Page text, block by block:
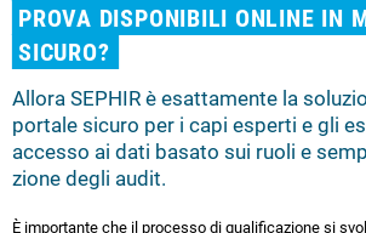
PROVA DISPONIBILI ONLINE IN
SICURO?
Allora SEPHIR è esat­ta­men­te la
portale sicuro per i capi esperti e gli
accesso ai dati basato sui ruoli e
zio­ne degli audit.
È im­port­an­te che il processo di qua­li­fi­ca­zio­ne si